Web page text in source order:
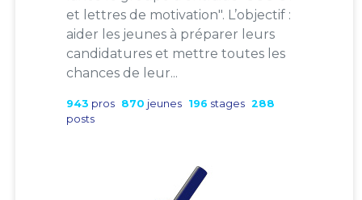
et lettres de motivation". L’objectif :
aider les jeunes à préparer leurs
candidatures et mettre toutes les
chances de leur...
943 pros 870 jeunes 196 stages 288
posts